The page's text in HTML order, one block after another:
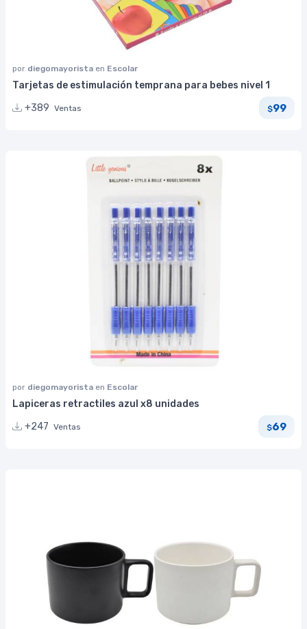
por diegomayorista en Escolar
Tarjetas de estimulación temprana para bebes nivel 1
+389 Ventas $99
por diegomayorista en Escolar
Lapiceras retractiles azul x8 unidades
+247 Ventas $69